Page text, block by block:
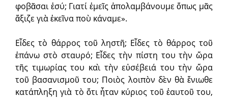
φοβᾶσαι ἐσύ; Γιατί ἐμεῖς ἀπολαμβάνουμε ὅπως μᾶς
ἄξιζε γιὰ ἐκεῖνα ποὺ κάναμε».
Εἶδες τὸ θάρρος τοῦ ληστῆ; Εἶδες τὸ θάρρος τοῦ
ἐπάνω στὸ σταυρό; Εἶδες τὴν πίστη του τὴν ὥρα
τῆς τιμωρίας του καὶ τὴν εὐσέβειά του τὴν ὥρα
τοῦ βασανισμοῦ του; Ποιὸς λοιπὸν δὲν θὰ ἔνιωθε
κατάπληξη γιὰ τὸ ὅτι ἦταν κύριος τοῦ ἑαυτοῦ του,